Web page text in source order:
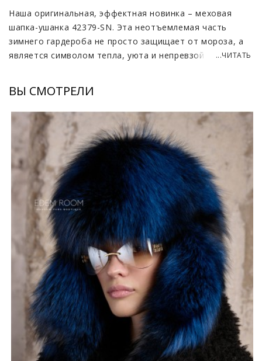
Наша оригинальная, эффектная новинка – меховая
шапка-ушанка 42379-SN. Эта неотъемлемая часть
зимнего гардероба не просто защищает от мороза, а
является символом тепла, уюта и непревзойденной
Шапка смотрится особенно изысканно благодаря меху
взгляд и дарит ощущение роскоши. Чернобурка
славится своей долговечностью и превосходными
теплоизоляционными свойствами, что делает эту
модель максимально надёжным вариантом в самые
суровые зимы.
Гармоничное сочетание цветов – глубокий синий и
насыщенный черный – создает благородный и
универсальный образ. Шапка-ушанка изготовлена в
России и хранит в себе традиции мастерства и
вековой опыт создания теплой и комфортной зимней
одежды. Это не просто головной убор, а невероятное
украшение, согревающее в самые сильные морозы.
*описание несет информационный характер, состав и
правила ухода могут быть изменены производителем
...ЧИТАТЬ
ВЫ СМОТРЕЛИ